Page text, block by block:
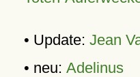
• Update: Jean
• neu: Adelinus